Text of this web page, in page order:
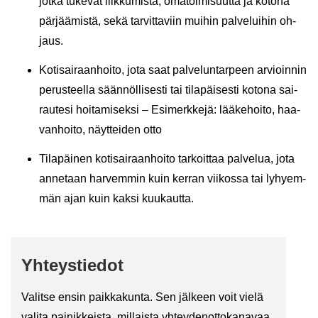
pär­jää­mis­tä, sekä tar­vit­ta­viin mui­hin pal­ve­lui­hin oh­
jaus.
Ko­ti­sai­raan­hoi­to, jota saat pal­ve­lun­tar­peen ar­vioin­nin
pe­rus­teel­la sään­nöl­li­ses­ti tai ti­la­päi­ses­ti ko­to­na sai­
rau­te­si hoi­ta­mi­sek­si – Esi­merk­ke­jä: lää­ke­hoi­to, haa­
van­hoi­to, näyt­tei­den otto
Ti­la­päi­nen ko­ti­sai­raan­hoi­to tar­koit­taa pal­ve­lua, jota
an­ne­taan har­vem­min kuin ker­ran vii­kos­sa tai ly­hyem­
män ajan kuin kaksi kuu­kaut­ta.
Yh­teys­tie­dot
Va­lit­se ensin paik­ka­kun­ta. Sen jäl­keen voit vielä